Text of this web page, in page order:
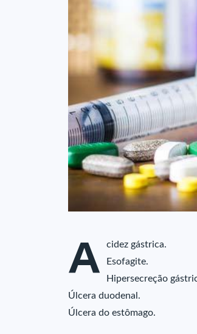
A
cidez gástrica.
Esofagite.
Hipersecreção
Úlcera duodenal.
Úlcera do estômago.